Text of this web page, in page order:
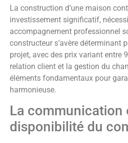
La construction d’une maison
investissement significatif,
accompagnement professionnel
constructeur s’avère déterminant
projet, avec des prix variant entre
relation client et la gestion du
éléments fondamentaux pour
harmonieuse.
La communication
disponibilité du